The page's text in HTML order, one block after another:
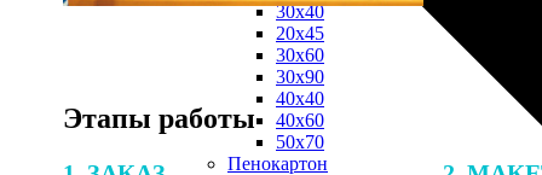
30х40
20х45
30х60
30х90
40х40
40х60
50х70
Пенокартон
Этапы работы